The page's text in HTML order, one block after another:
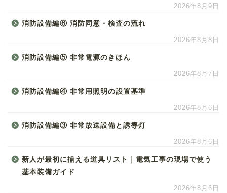
2026年8月9日
消防設備編⑥ 消防同意・検査の流れ
2026年8月8日
消防設備編⑤ 非常電源のきほん
2026年8月7日
消防設備編④ 非常用照明の設置基準
2026年8月6日
消防設備編③ 非常放送設備と誘導灯
2026年8月6日
新人が最初に揃える道具リスト｜電気工事の現場で使う
基本装備ガイド
2026年8月6日